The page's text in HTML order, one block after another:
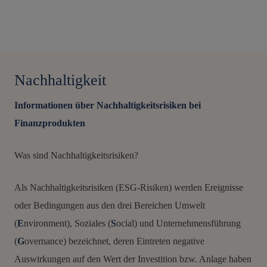
Nachhaltigkeit
Informationen über Nachhaltigkeitsrisiken bei
Finanzprodukten
Was sind Nachhaltigkeitsrisiken?
Als Nachhaltigkeitsrisiken (ESG-Risiken) werden Ereignisse
oder Bedingungen aus den drei Bereichen Umwelt
(Environment), Soziales (Social) und Unternehmensführung
(Governance) bezeichnet, deren Eintreten negative
Auswirkungen auf den Wert der Investition bzw. Anlage haben